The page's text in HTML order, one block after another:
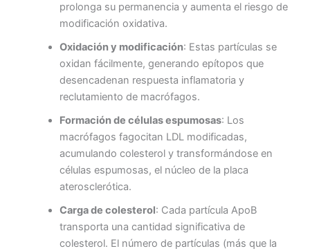
prolonga su permanencia y aumenta el riesgo de
modificación oxidativa.
Oxidación y modificación: Estas partículas se
oxidan fácilmente, generando epítopos que
desencadenan respuesta inflamatoria y
reclutamiento de macrófagos.
Formación de células espumosas: Los
macrófagos fagocitan LDL modificadas,
acumulando colesterol y transformándose en
células espumosas, el núcleo de la placa
aterosclerótica.
Carga de colesterol: Cada partícula ApoB
transporta una cantidad significativa de
colesterol. El número de partículas (más que la